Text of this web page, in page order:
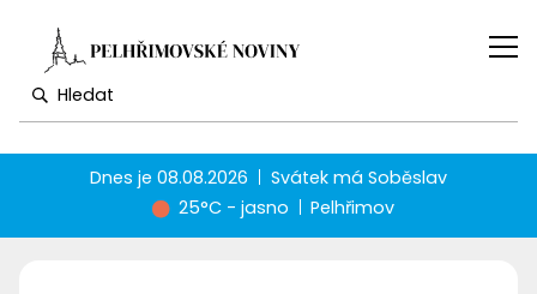
Dnes je08.08.2026 Svátek má Soběslav
25°C - jasno
Pelhřimov